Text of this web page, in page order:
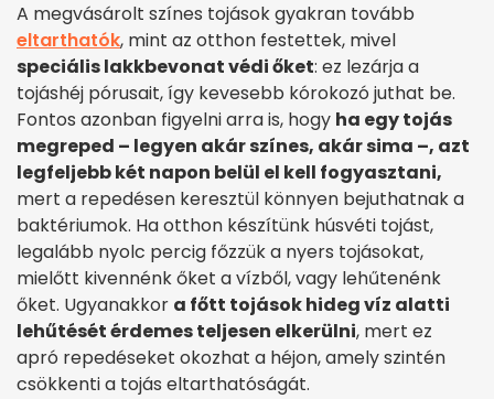
A megvásárolt színes tojások gyakran tovább
eltarthatók, mint az otthon festettek, mivel
speciális lakkbevonat védi őket: ez lezárja a
tojáshéj pórusait, így kevesebb kórokozó juthat be.
Fontos azonban figyelni arra is, hogy ha egy tojás
megreped – legyen akár színes, akár sima –, azt
legfeljebb két napon belül el kell fogyasztani,
mert a repedésen keresztül könnyen bejuthatnak a
baktériumok. Ha otthon készítünk húsvéti tojást,
legalább nyolc percig főzzük a nyers tojásokat,
mielőtt kivennénk őket a vízből, vagy lehűtenénk
őket. Ugyanakkor a főtt tojások hideg víz alatti
lehűtését érdemes teljesen elkerülni, mert ez
apró repedéseket okozhat a héjon, amely szintén
csökkenti a tojás eltarthatóságát.